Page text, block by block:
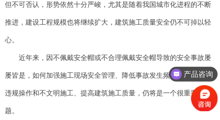
但不可否认，形势依然十分严峻，尤其是随着我国城市化进程的不断
推进，建设工程规模也将继续扩大，建筑施工质量安全仍不可掉以轻
心。
近年来，因不佩戴安全帽或不合理佩戴安全帽导致的安全事故屡
屡皆是，如何加强施工现场安全管理、降低事故发生频率、杜绝各种
违规操作和不文明施工、提高建筑施工质量，仍将是一个很重要的问
题。
产品咨询